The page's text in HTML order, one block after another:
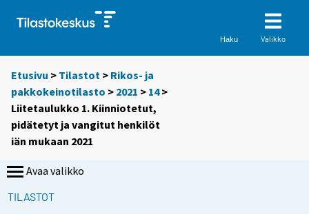
Haku Valikko
Etusivu > Tilastot > Rikos- ja
pakkokeinotilasto > 2021 > 14>
Liitetaulukko 1. Kiinniotetut,
pidätetyt ja vangitut henkilöt
iän mukaan 2021
Avaa valikko
TILASTOT